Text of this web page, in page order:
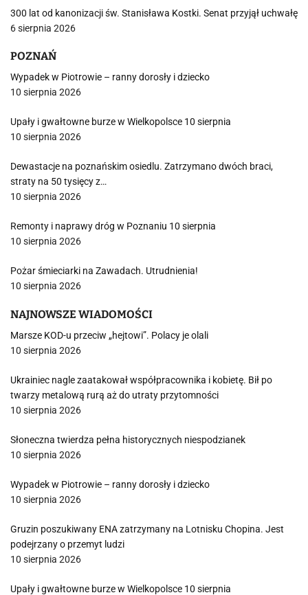
300 lat od kanonizacji św. Stanisława Kostki. Senat przyjął uchwałę
6 sierpnia 2026
POZNAŃ
Wypadek w Piotrowie – ranny dorosły i dziecko
10 sierpnia 2026
Upały i gwałtowne burze w Wielkopolsce 10 sierpnia
10 sierpnia 2026
Dewastacje na poznańskim osiedlu. Zatrzymano dwóch braci,
straty na 50 tysięcy z…
10 sierpnia 2026
Remonty i naprawy dróg w Poznaniu 10 sierpnia
10 sierpnia 2026
Pożar śmieciarki na Zawadach. Utrudnienia!
10 sierpnia 2026
NAJNOWSZE WIADOMOŚCI
Marsze KOD-u przeciw „hejtowi”. Polacy je olali
10 sierpnia 2026
Ukrainiec nagle zaatakował współpracownika i kobietę. Bił po
twarzy metalową rurą aż do utraty przytomności
10 sierpnia 2026
Słoneczna twierdza pełna historycznych niespodzianek
10 sierpnia 2026
Wypadek w Piotrowie – ranny dorosły i dziecko
10 sierpnia 2026
Gruzin poszukiwany ENA zatrzymany na Lotnisku Chopina. Jest
podejrzany o przemyt ludzi
10 sierpnia 2026
Upały i gwałtowne burze w Wielkopolsce 10 sierpnia